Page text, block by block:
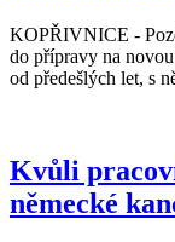
KOPŘIVNICE -
do přípravy na
od předešlých let, s
Kvůli
německé